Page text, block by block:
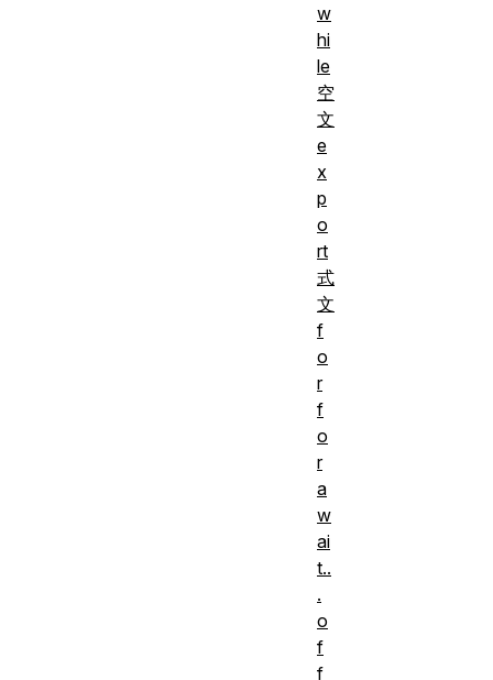
w
hi
le
空
文
e
x
p
o
rt
式
文
f
o
r
f
o
r
a
w
ai
t..
.
o
f
f